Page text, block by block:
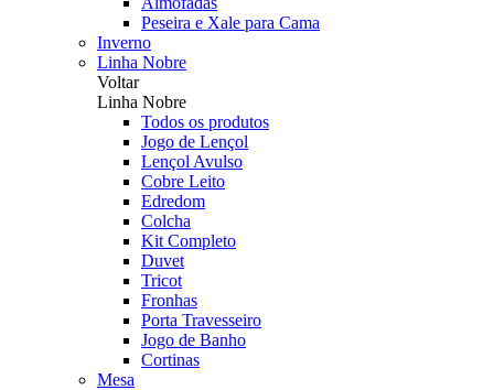
Peseira e Xale para Cama
Inverno
Linha Nobre
Voltar
Linha Nobre
Todos os produtos
Jogo de Lençol
Lençol Avulso
Cobre Leito
Edredom
Colcha
Kit Completo
Duvet
Tricot
Fronhas
Porta Travesseiro
Jogo de Banho
Cortinas
Mesa